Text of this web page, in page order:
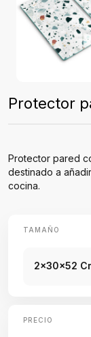
Protector
Protector pared
destinado a
cocina.
TAMAÑO
2x30x52
PRECIO